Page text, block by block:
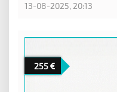
13-08-2025, 20:13
255